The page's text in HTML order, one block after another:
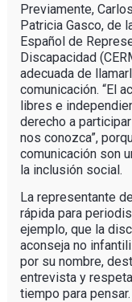
Previamente,
Patricia Gasco, de
Español de
Discapacidad
adecuada de
comunicación. “El
libres e
derecho a
nos conozca”,
comunicación son
la inclusión social.
La representante
rápida para
ejemplo, que la
aconseja no
por su nombre,
entrevista y
tiempo para pensar.